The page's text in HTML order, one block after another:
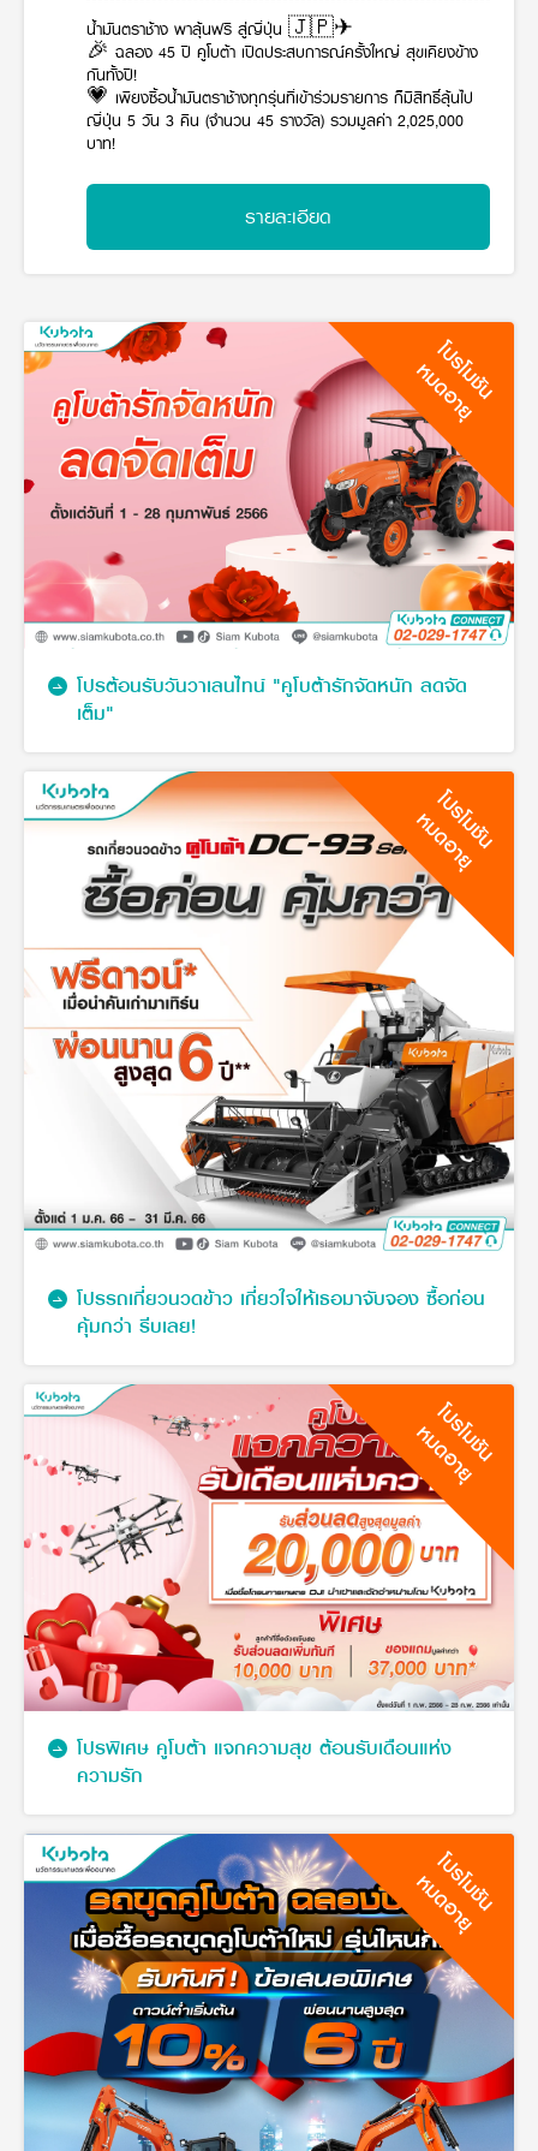
วารสารออนไลน์
น้ำมันตราช้าง พาลุ้นฟรี สู่ญี่ปุ่น 🇯🇵✈
🎉 ฉลอง 45 ปี คูโบต้า เปิดประสบการณ์ครั้งใหญ่ สุขเคียงข้าง
กันทั้งปี!
💗 เพียงซื้อน้ำมันตราช้างทุกรุ่นที่เข้าร่วมรายการ ก็มีสิทธิ์ลุ้นไป
ญี่ปุ่น 5 วัน 3 คืน (จำนวน 45 รางวัล) รวมมูลค่า 2,025,000
บาท!
รายละเอียด
โปรโมชัน
หมดอายุ
โปรต้อนรับวันวาเลนไทน์ "คูโบต้ารักจัดหนัก ลดจัด
เต็ม"
โปรโมชัน
หมดอายุ
โปรรถเกี่ยวนวดข้าว เกี่ยวใจให้เธอมาจับจอง ซื้อก่อน
คุ้มกว่า รีบเลย!
โปรโมชัน
หมดอายุ
โปรพิเศษ คูโบต้า แจกความสุข ต้อนรับเดือนแห่ง
ความรัก
โปรโมชัน
หมดอายุ